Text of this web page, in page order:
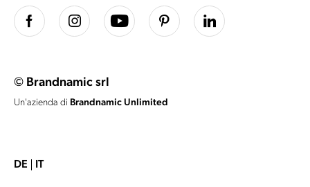
© Brandnamic srl
Un'azienda di Brandnamic Unlimited
DE IT